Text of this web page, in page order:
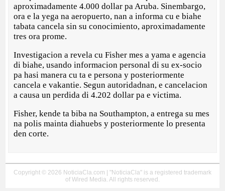
aproximadamente 4.000 dollar pa Aruba. Sinembargo,
ora e la yega na aeropuerto, nan a informa cu e biahe
tabata cancela sin su conocimiento, aproximadamente
tres ora prome.
Investigacion a revela cu Fisher mes a yama e agencia
di biahe, usando informacion personal di su ex-socio
pa hasi manera cu ta e persona y posteriormente
cancela e vakantie. Segun autoridadnan, e cancelacion
a causa un perdida di 4.202 dollar pa e victima.
Fisher, kende ta biba na Southampton, a entrega su mes
na polis mainta diahuebs y posteriormente lo presenta
den corte.
Copyright © 2026 NoticiaCla.com | "NoticiaCla" is a registered trademark
of Wired Media. All rights reserved.